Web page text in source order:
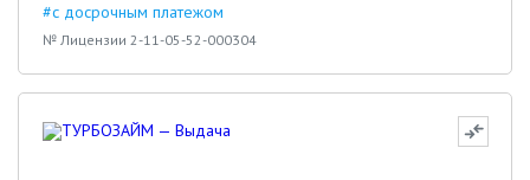
#с досрочным платежом
№ Лицензии 2-11-05-52-000304